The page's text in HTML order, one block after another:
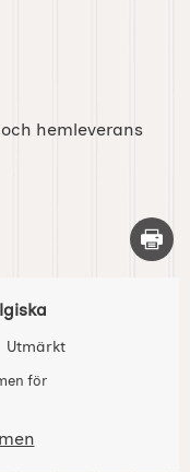
hemleverans
Skriv
Utmärkt
för